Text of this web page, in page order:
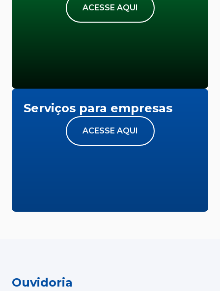
ACESSE AQUI
Serviços para empresas
ACESSE AQUI
Ouvidoria